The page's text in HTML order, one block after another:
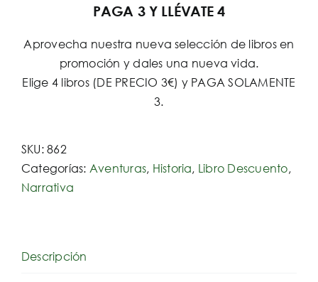
PAGA 3 Y LLÉVATE 4
Aprovecha nuestra nueva selección de libros en
promoción y dales una nueva vida.
Elige 4 libros (DE PRECIO 3€) y PAGA SOLAMENTE
3.
SKU:862
Categorías: Aventuras, Historia, Libro Descuento,
Narrativa
Descripción